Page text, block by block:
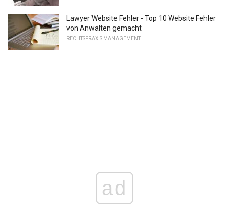
Lawyer Website Fehler - Top 10 Website Fehler
von Anwälten gemacht
RECHTSPRAXIS MANAGEMENT
ad